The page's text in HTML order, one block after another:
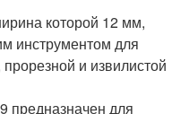
которой 12 мм,
инструментом для
и извилистой
предназначен для